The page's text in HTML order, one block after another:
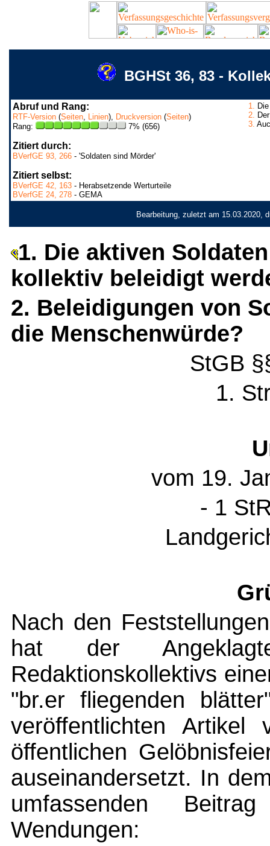
BGHSt 36, 83 -
Abruf und Rang:
RTF-Version (Seiten, Linien), Druckversion (Seiten)
Rang:
7% (656)
Zitiert durch:
BVerfGE 93, 266 - 'Soldaten sind Mörder'
Zitiert selbst:
BVerfGE 42, 163 - Herabsetzende Werturteile
BVerfGE 24, 278 - GEMA
1.
2.
3.
Bearbeitung, zuletzt am 15.03.2020,
1. Die aktiven
kollektiv beleidigt
2. Beleidigungen von
die Menschenwürde?
StGB
1.
vom 19.
- 1
Nach den
hat der
Redaktionskollektivs
"br.er fliegenden
veröffentlichten
öffentlichen
auseinandersetzt. In
umfassenden
Wendungen: